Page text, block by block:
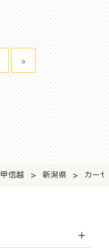
»
甲信越 > 新潟県 > カー